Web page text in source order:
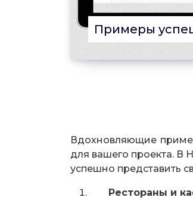
Примеры
Вдохновляющие
для вашего проекта. В
успешно представить
Рестораны и